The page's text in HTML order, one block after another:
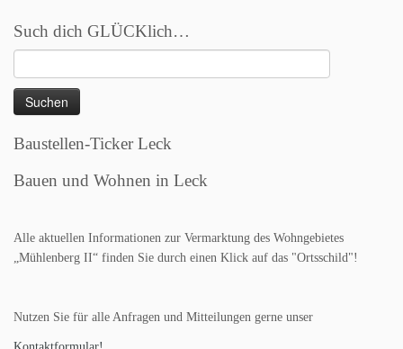
Such dich GLÜCKlich…
nach:
Baustellen-Ticker Leck
Bauen und Wohnen in Leck
Alle aktuellen Informationen zur Vermarktung des Wohngebietes
„Mühlenberg II“ finden Sie durch einen Klick auf das "Ortsschild"!
Nutzen Sie für alle Anfragen und Mitteilungen gerne unser